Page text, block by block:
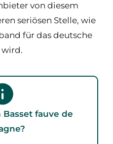
von diesem
seriösen Stelle, wie
für das deutsche
wird.
fauve de